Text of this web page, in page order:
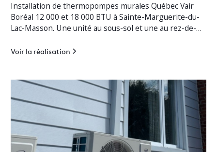
Installation de thermopompes murales Québec Vair
Boréal 12 000 et 18 000 BTU à Sainte-Marguerite-du-
Lac-Masson. Une unité au sous-sol et une au rez-de-
Voir la réalisation